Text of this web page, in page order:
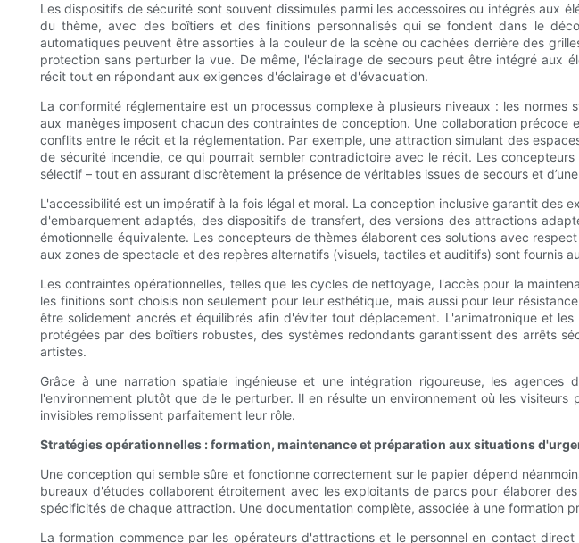
Les dispositifs de sécurité sont souvent dissimulés parmi les accessoires ou intégrés aux
du thème, avec des boîtiers et des finitions personnalisés qui se fondent dans le
automatiques peuvent être assorties à la couleur de la scène ou cachées derrière des
protection sans perturber la vue. De même, l'éclairage de secours peut être intégré aux
récit tout en répondant aux exigences d'éclairage et d'évacuation.
La conformité réglementaire est un processus complexe à plusieurs niveaux : les
aux manèges imposent chacun des contraintes de conception. Une collaboration
conflits entre le récit et la réglementation. Par exemple, une attraction simulant des
de sécurité incendie, ce qui pourrait sembler contradictoire avec le récit. Les
sélectif – tout en assurant discrètement la présence de véritables issues de secours et
L'accessibilité est un impératif à la fois légal et moral. La conception inclusive garantit des
d'embarquement adaptés, des dispositifs de transfert, des versions des attractions
émotionnelle équivalente. Les concepteurs de thèmes élaborent ces solutions avec
aux zones de spectacle et des repères alternatifs (visuels, tactiles et auditifs) sont fournis
Les contraintes opérationnelles, telles que les cycles de nettoyage, l'accès pour la
les finitions sont choisis non seulement pour leur esthétique, mais aussi pour leur
être solidement ancrés et équilibrés afin d'éviter tout déplacement. L'animatronique et
protégées par des boîtiers robustes, des systèmes redondants garantissent des arrêts
artistes.
Grâce à une narration spatiale ingénieuse et une intégration rigoureuse, les
l'environnement plutôt que de le perturber. Il en résulte un environnement où les
invisibles remplissent parfaitement leur rôle.
Stratégies opérationnelles : formation, maintenance et préparation aux situations
Une conception qui semble sûre et fonctionne correctement sur le papier dépend
bureaux d'études collaborent étroitement avec les exploitants de parcs pour élaborer
spécificités de chaque attraction. Une documentation complète, associée à une
La formation commence par les opérateurs d'attractions et le personnel en contact